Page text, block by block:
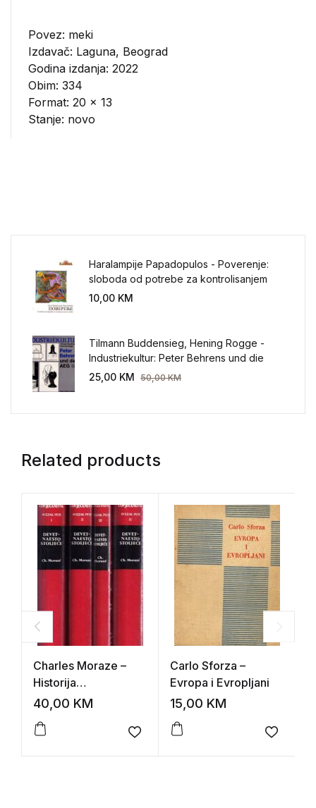
Povez: meki
Izdavač: Laguna, Beograd
Godina izdanja: 2022
Obim: 334
Format: 20 x 13
Stanje: novo
Haralampije Papadopulos - Poverenje:
sloboda od potrebe za kontrolisanjem
sveta
10,00 KM
Tilmann Buddensieg, Hening Rogge -
Industriekultur: Peter Behrens und die
AEG 1907-1914.
25,00 KM 50,00KM
Related products
Charles Moraze –
Historija
čovječanstva:
I-IV
40,00 KM
Add to wishlist
Carlo Sforza –
Evropa i Evropljani
15,00 KM
Add to